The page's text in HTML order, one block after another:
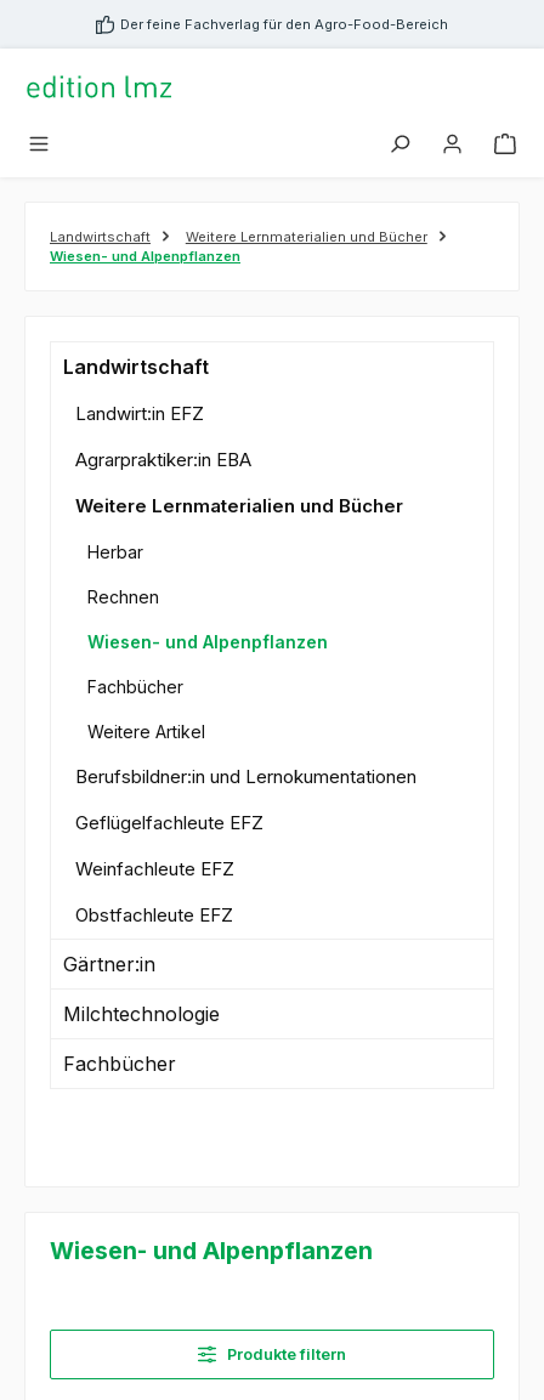
springen Der feine Fachverlag für den Agro-Food-Bereich
Landwirtschaft
Weitere Lernmaterialien und Bücher
Wiesen- und Alpenpflanzen
Landwirtschaft
Landwirt:in EFZ
Agrarpraktiker:in EBA
Weitere Lernmaterialien und Bücher
Herbar
Rechnen
Wiesen- und Alpenpflanzen
Fachbücher
Weitere Artikel
Berufsbildner:in und Lernokumentationen
Geflügelfachleute EFZ
Weinfachleute EFZ
Obstfachleute EFZ
Gärtner:in
Milchtechnologie
Fachbücher
Wiesen- und Alpenpflanzen
Produkte filtern